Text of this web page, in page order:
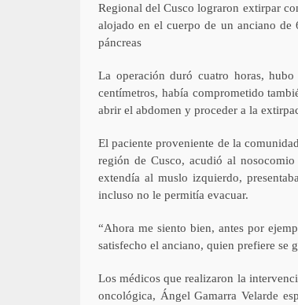
Regional del Cusco lograron extirpar
alojado en el cuerpo de un anciano
páncreas
La operación duró cuatro horas,
centímetros, había comprometido
abrir el abdomen y proceder a la
El paciente proveniente de la
región de Cusco, acudió al
extendía al muslo izquierdo,
incluso no le permitía evacuar.
“Ahora me siento bien, antes por
satisfecho el anciano, quien prefiere
Los médicos que realizaron la
oncológica, Ángel Gamarra Velarde